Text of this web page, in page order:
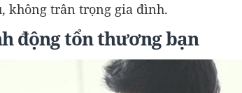
không trân trọng gia đình.
động tổn thương bạn